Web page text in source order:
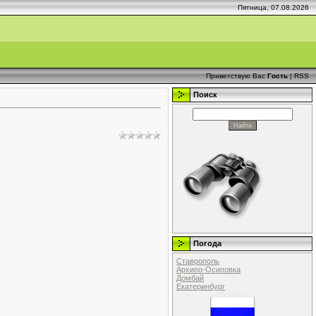
Пятница, 07.08.2026
Приветствую Вас Гость|RSS
Поиск
Погода
Ставрополь
Архипо-Осиповка
Домбай
Екатеринбург